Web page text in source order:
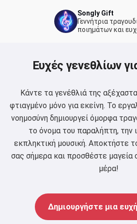
Songly Gift
Γεννήτρια
ποιημάτων και
Ευχές γενεθλίων
Κάντε τα γενέθλιά της
φτιαγμένο μόνο για εκείνη. Το
νοημοσύνη δημιουργεί όμορφα
το όνομα του παραλήπτη, την
εκπληκτική μουσική. Αποκτήστε
σας σήμερα και προσθέστε μαγεία
μέρα!
Δημιουργήστε μια